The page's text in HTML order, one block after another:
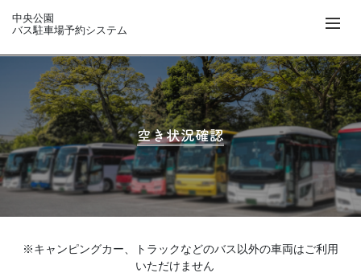
中央公園
バス駐車場予約システム
空き状況確認
※キャンピングカー、トラックなどのバス以外の車両はご利用
いただけません